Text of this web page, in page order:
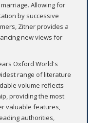
Allowing for
by successive
Zitner provides a
new views for
Oxford World's
range of literature
volume reflects
providing the most
valuable features,
authorities,